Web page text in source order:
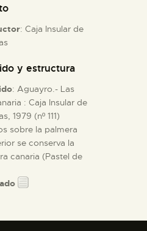
: Caja Insular de
y estructura
: Aguayro.- Las
: Caja Insular de
1979 (nº 111)
sobre la palmera
se conserva la
canaria (Pastel de